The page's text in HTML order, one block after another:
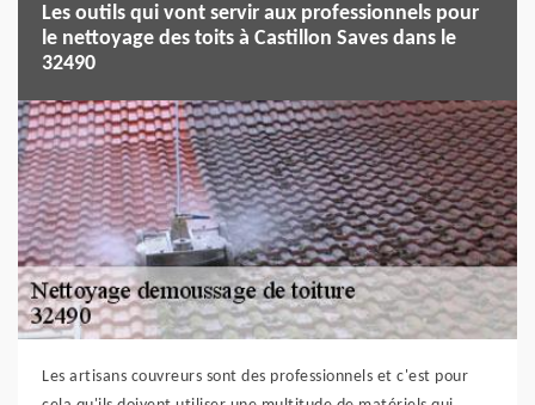
Les outils qui vont servir aux professionnels pour
le nettoyage des toits à Castillon Saves dans le
32490
Les artisans couvreurs sont des professionnels et c'est pour